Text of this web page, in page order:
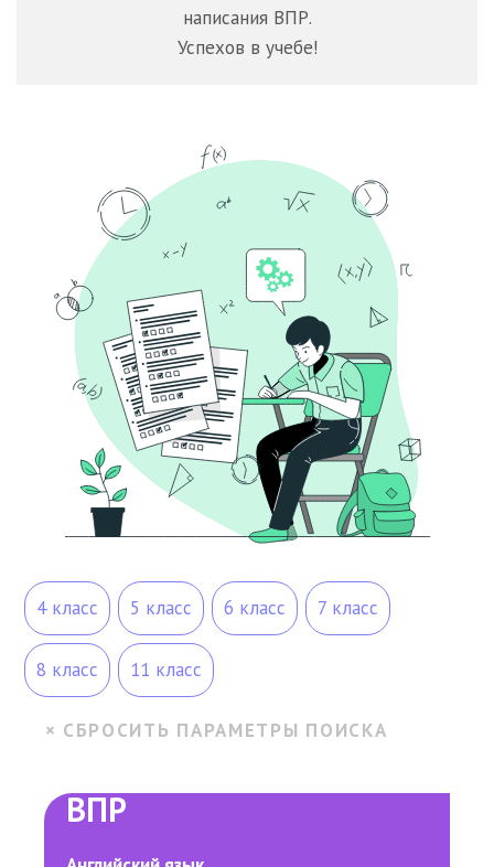
написания ВПР.
Успехов в учебе!
4 класс 5 класс 6 класс 7 класс
8 класс 11 класс
ВПР